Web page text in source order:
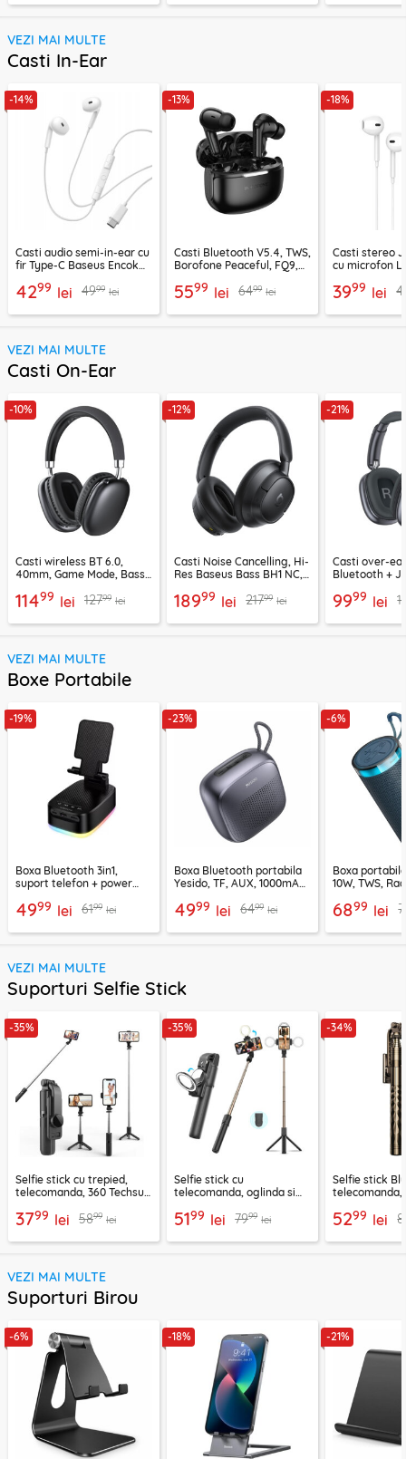
VEZI MAI MULTE
Casti In-Ear
-14%
Casti audio semi-in-ear cu
fir Type-C Baseus Encok
4299 lei 4999 lei
-13%
Casti Bluetooth V5.4, TWS,
Borofone Peaceful, FQ9,
5599 lei 6499 lei
-18%
Casti stereo
cu microfon
3999 lei
VEZI MAI MULTE
Casti On-Ear
-10%
Casti wireless BT 6.0,
40mm, Game Mode, Bass
11499 lei 12799 lei
-12%
Casti Noise Cancelling, Hi-
Res Baseus Bass BH1 NC,
18999 lei 21799 lei
-21%
Casti over-
Bluetooth +
9999 lei
VEZI MAI MULTE
Boxe Portabile
-19%
Boxa Bluetooth 3in1,
suport telefon + power
BR200
4999 lei 6199 lei
-23%
Boxa Bluetooth portabila
Yesido, TF, AUX, 1000mAh,
4999 lei 6499 lei
-6%
Boxa
10W, TWS,
6899 lei
VEZI MAI MULTE
Suporturi Selfie Stick
-35%
Selfie stick cu trepied,
telecomanda, 360 Techsuit
3799 lei 5899 lei
-35%
Selfie stick cu
telecomanda, oglinda si
5199 lei 7999 lei
-34%
Selfie stick
telecomanda,
5299 lei
VEZI MAI MULTE
Suporturi Birou
-6% -18% -21%